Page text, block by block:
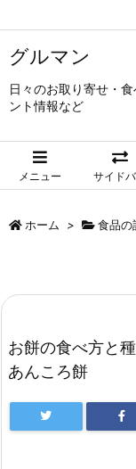
グルマン
日々のお取り寄せ・
ント情報など
メニュー サイド
ホーム > 食品の
お餅の食べ方と
あんころ餅